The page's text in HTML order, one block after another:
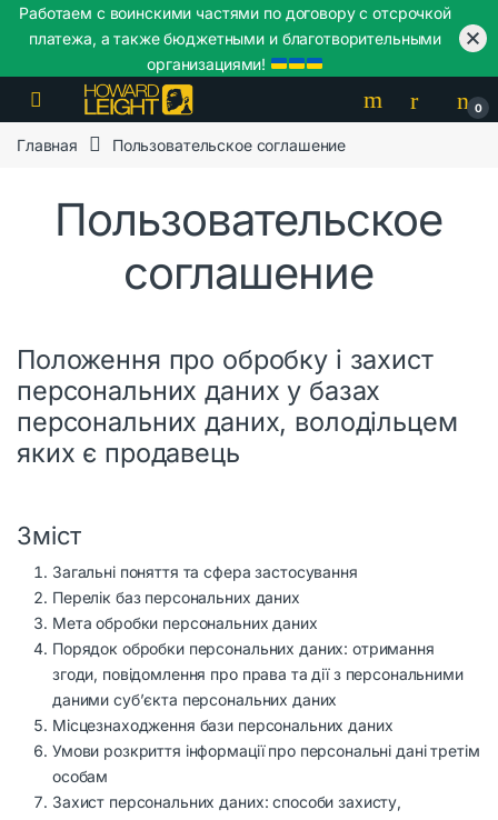
Skip to navigation
Skip to content
0
Главная Пользовательское соглашение
Пользовательское
соглашение
Положення про обробку і захист
персональних даних у базах
персональних даних, володільцем
яких є продавець
Зміст
Загальні поняття та сфера застосування
Перелік баз персональних даних
Мета обробки персональних даних
Порядок обробки персональних даних: отримання
згоди, повідомлення про права та дії з персональними
даними суб’єкта персональних даних
Місцезнаходження бази персональних даних
Умови розкриття інформації про персональні дані третім
особам
Захист персональних даних: способи захисту,
Работаем с воинскими частями по договору с отсрочкой
платежа, а также бюджетными и благотворительными
организациями!